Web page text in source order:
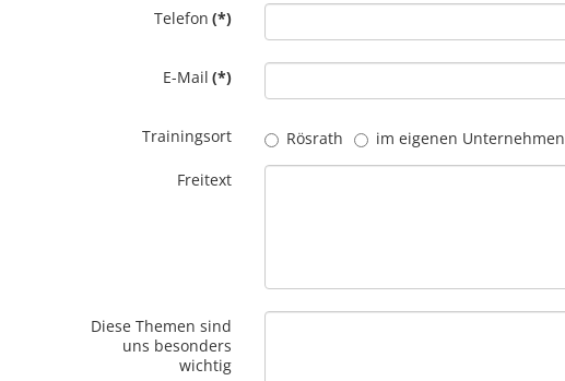
Telefon (*)
E-Mail (*)
Trainingsort Rösrath im eigenen Unternehmen
Freitext
Diese Themen sind
uns besonders
wichtig